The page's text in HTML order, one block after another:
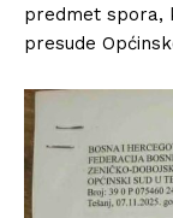
predmet spora,
presude